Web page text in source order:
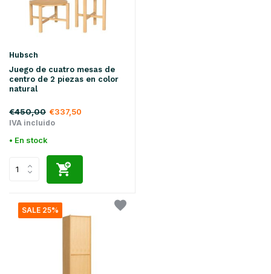
Hubsch
Juego de cuatro mesas de
centro de 2 piezas en color
natural
€450,00 €337,50
IVA incluido
• En stock
SALE 25%